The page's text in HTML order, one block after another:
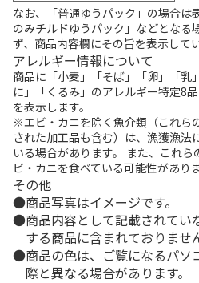
なお、「普通ゆうパック」の場合は
のみチルドゆうパック」などとなる
ず、商品内容欄にその旨を表示してい
アレルギー情報について
商品に「小麦」「そば」「卵」「乳
に」「くるみ」のアレルギー特定8
を表示します。
※エビ・カニを除く魚介類（これら
された加工品も含む）は、漁獲漁法
いる場合があります。 また、これ
ビ・カニを食べている可能性がありま
その他
商品写真はイメージです。
商品内容として記載されてい
する商品に含まれておりませ
商品の色は、ご覧になるパソ
際と異なる場合があります。